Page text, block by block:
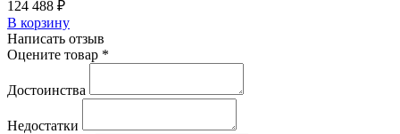
124 488 ₽
В корзину
Написать отзыв
Оцените товар *
Достоинства
Недостатки